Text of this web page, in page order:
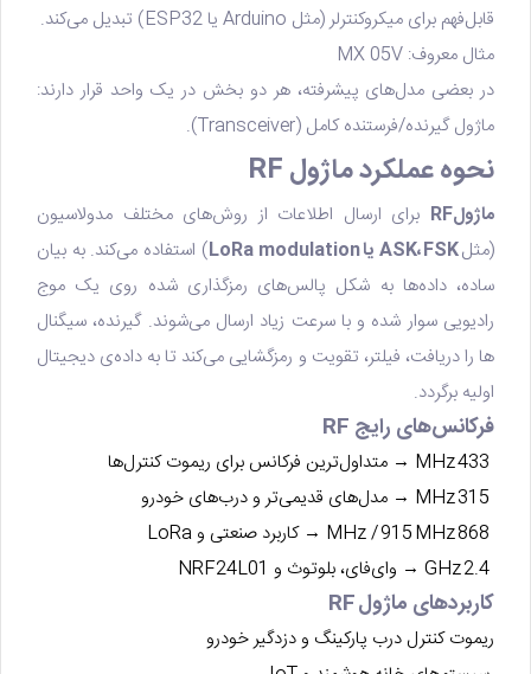
قابل‌فهم برای میکروکنترلر (مثل Arduino یا ESP32) تبدیل می‌کند.
مثال معروف: MX 05V
در بعضی مدل‌های پیشرفته، هر دو بخش در یک واحد قرار دارند:
ماژول گیرنده/فرستنده کامل (Transceiver).
نحوه عملکرد ماژول RF
ماژولRF
برای ارسال اطلاعات از روش‌های مختلف مدولاسیون
(مثل
) استفاده می‌کند. به ‌بیان
ساده، داده‌ها به شکل پالس‌های رمزگذاری ‌شده روی یک موج
رادیویی سوار شده و با سرعت زیاد ارسال می‌شوند. گیرنده، سیگنال
ها را دریافت، فیلتر، تقویت و رمزگشایی می‌کند تا به داده‌ی دیجیتال
اولیه برگردد.
فرکانس‌های رایج RF
کاربردهای ماژول RF
ریموت کنترل درب پارکینگ و دزدگیر خودرو